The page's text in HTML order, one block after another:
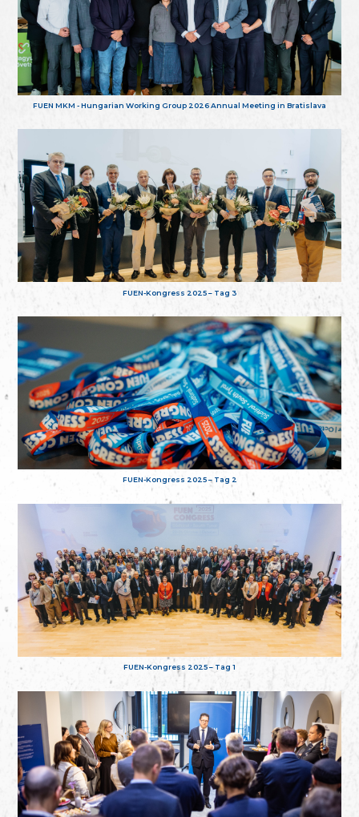
FUEN MKM - Hungarian Working Group 2026 Annual Meeting in Bratislava
FUEN-Kongress 2025 – Tag 3
FUEN-Kongress 2025 – Tag 2
FUEN-Kongress 2025 – Tag 1